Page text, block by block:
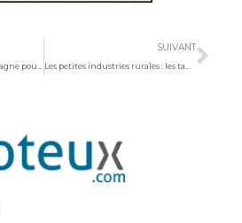
SUIVANT